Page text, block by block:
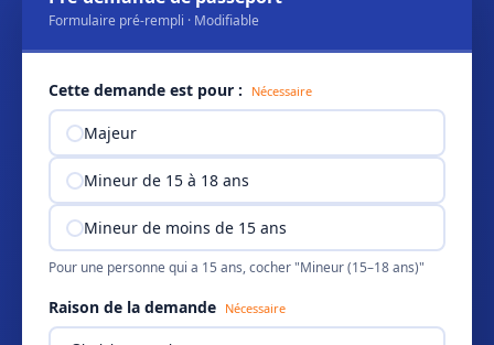
Formulaire pré-rempli · Modifiable
Cette demande est pour : Nécessaire
Majeur
Mineur de 15 à 18 ans
Mineur de moins de 15 ans
Pour une personne qui a 15 ans, cocher "Mineur (15–18 ans)"
Raison de la demande Nécessaire